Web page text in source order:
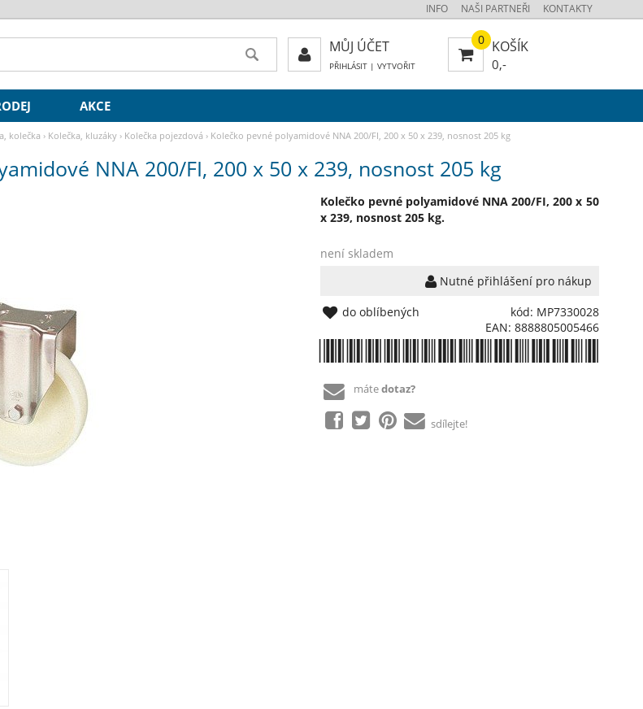
kolečka › Kolečka, kluzáky› Kolečka pojezdová › Kolečko pevné polyamidové NNA 200/FI, 200 x 50 x 239, nosnost 205 kg
NNA 200/FI, 200 x 50 x 239, nosnost 205 kg
Kolečko pevné polyamidové NNA 200/FI, 200 x 50
x 239, nosnost 205 kg.
není skladem
Nutné přihlášení pro nákup
kód: MP7330028
EAN: 8888805005466
do oblíbených
mátedotaz?
sdílejte!
AKCE
INFO NAŠI PARTNEŘI KONTAKTY
0 KOŠÍK
0,-
MŮJ ÚČET
PŘIHLÁSIT| VYTVOŘIT